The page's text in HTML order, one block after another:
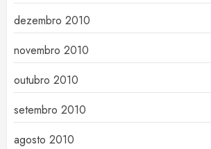
dezembro 2010
novembro 2010
outubro 2010
setembro 2010
agosto 2010